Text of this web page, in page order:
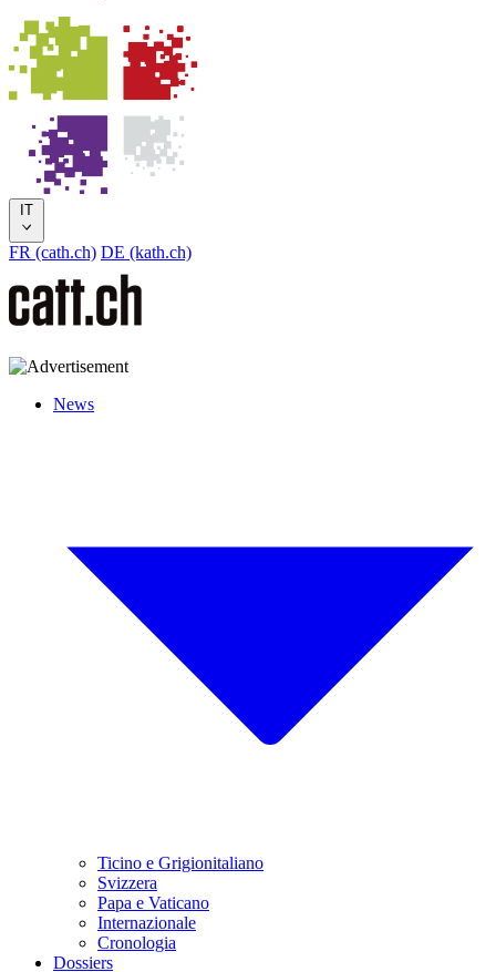
IT
FR (cath.ch) DE (kath.ch)
News
Ticino e Grigionitaliano
Svizzera
Papa e Vaticano
Internazionale
Cronologia
Dossiers